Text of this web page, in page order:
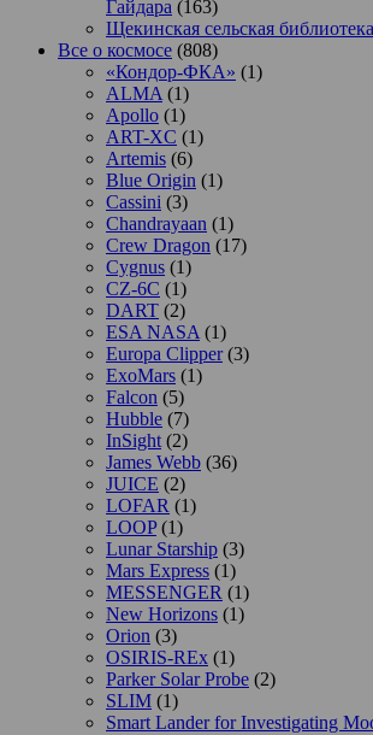
Гайдара (163)
Щекинская сельская библиотека
Все о космосе (808)
«Кондор-ФКА» (1)
ALMA (1)
Apollo (1)
ART-XC (1)
Artemis (6)
Blue Origin (1)
Cassini (3)
Chandrayaan (1)
Crew Dragon (17)
Cygnus (1)
CZ-6C (1)
DART (2)
ESA NASA (1)
Europa Clipper(3)
ExoMars (1)
Falcon (5)
Hubble (7)
InSight (2)
James Webb (36)
JUICE (2)
LOFAR (1)
LOOP(1)
Lunar Starship (3)
Mars Express (1)
MESSENGER (1)
New Horizons (1)
Orion (3)
OSIRIS-REx (1)
Parker Solar Probe (2)
SLIM (1)
Smart Lander for Investigating